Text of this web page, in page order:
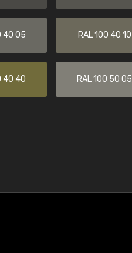
40 05 RAL 100 40 10
40 40 RAL 100 50 05